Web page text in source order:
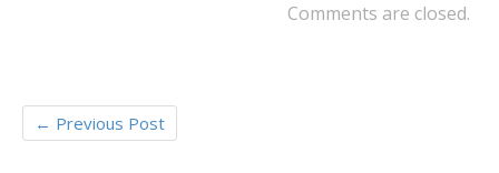
Comments are closed.
← Previous Post